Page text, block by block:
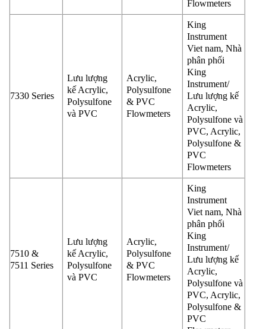
Flowmeters
7330 Series
Lưu lượng
kế Acrylic,
Polysulfone
và PVC
Acrylic,
Polysulfone
& PVC
Flowmeters
King
Instrument
Viet nam, Nhà
phân phối
King
Instrument/
Lưu lượng kế
Acrylic,
Polysulfone và
PVC, Acrylic,
Polysulfone &
PVC
Flowmeters
7510 &
7511 Series
Lưu lượng
kế Acrylic,
Polysulfone
và PVC
Acrylic,
Polysulfone
& PVC
Flowmeters
King
Instrument
Viet nam, Nhà
phân phối
King
Instrument/
Lưu lượng kế
Acrylic,
Polysulfone và
PVC, Acrylic,
Polysulfone &
PVC